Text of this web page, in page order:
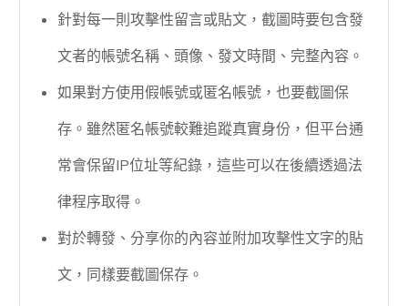
針對每一則攻擊性留言或貼文，截圖時要包含發
文者的帳號名稱、頭像、發文時間、完整內容。
如果對方使用假帳號或匿名帳號，也要截圖保
存。雖然匿名帳號較難追蹤真實身份，但平台通
常會保留IP位址等紀錄，這些可以在後續透過法
律程序取得。
對於轉發、分享你的內容並附加攻擊性文字的貼
文，同樣要截圖保存。